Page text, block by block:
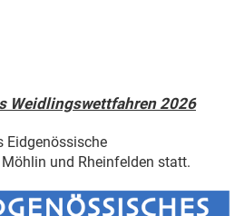
Weidlingswettfahren 2026
Eidgenössische
und Rheinfelden statt.